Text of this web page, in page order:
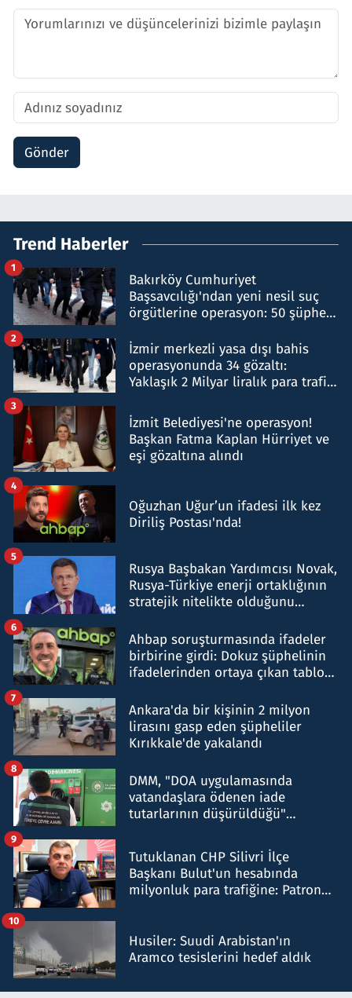
Gönder
Trend Haberler
Bakırköy Cumhuriyet
Başsavcılığı'ndan yeni nesil suç
örgütlerine operasyon: 50 şüpheli
1
İzmir merkezli yasa dışı bahis
operasyonunda 34 gözaltı:
Yaklaşık 2 Milyar liralık para trafiği
2
İzmit Belediyesi'ne operasyon!
Başkan Fatma Kaplan Hürriyet ve
eşi gözaltına alındı
3
Oğuzhan Uğur’un ifadesi ilk kez
Diriliş Postası'nda!
4
Rusya Başbakan Yardımcısı Novak,
Rusya-Türkiye enerji ortaklığının
stratejik nitelikte olduğunu
5
Ahbap soruşturmasında ifadeler
birbirine girdi: Dokuz şüphelinin
ifadelerinden ortaya çıkan tablo
6
Ankara'da bir kişinin 2 milyon
lirasını gasp eden şüpheliler
Kırıkkale'de yakalandı
7
DMM, "DOA uygulamasında
vatandaşlara ödenen iade
tutarlarının düşürüldüğü"
8
Tutuklanan CHP Silivri İlçe
Başkanı Bulut'un hesabında
milyonluk para trafiğine: Patron
9
Husiler: Suudi Arabistan'ın
Aramco tesislerini hedef aldık
10